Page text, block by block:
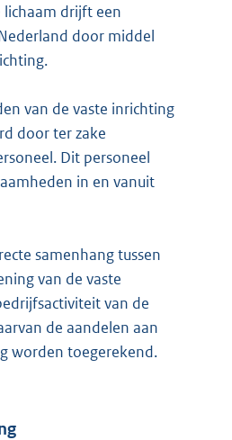
drijft een
door middel
van de vaste inrichting
door ter zake
Dit personeel
in en vanuit
samenhang tussen
van de vaste
van de
de aandelen aan
worden toegerekend.